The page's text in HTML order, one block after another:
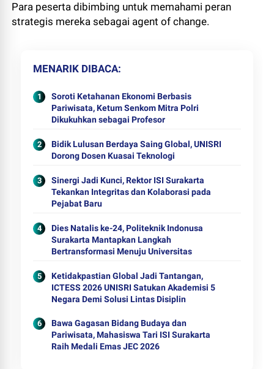
Para peserta dibimbing untuk memahami peran
strategis mereka sebagai agent of change.
MENARIK DIBACA
Soroti Ketahanan Ekonomi Berbasis
Pariwisata, Ketum Senkom Mitra Polri
Dikukuhkan sebagai Profesor
Bidik Lulusan Berdaya Saing Global, UNISRI
Dorong Dosen Kuasai Teknologi
Sinergi Jadi Kunci, Rektor ISI Surakarta
Tekankan Integritas dan Kolaborasi pada
Pejabat Baru
Dies Natalis ke-24, Politeknik Indonusa
Surakarta Mantapkan Langkah
Bertransformasi Menuju Universitas
Ketidakpastian Global Jadi Tantangan,
ICTESS 2026 UNISRI Satukan Akademisi 5
Negara Demi Solusi Lintas Disiplin
Bawa Gagasan Bidang Budaya dan
Pariwisata, Mahasiswa Tari ISI Surakarta
Raih Medali Emas JEC 2026